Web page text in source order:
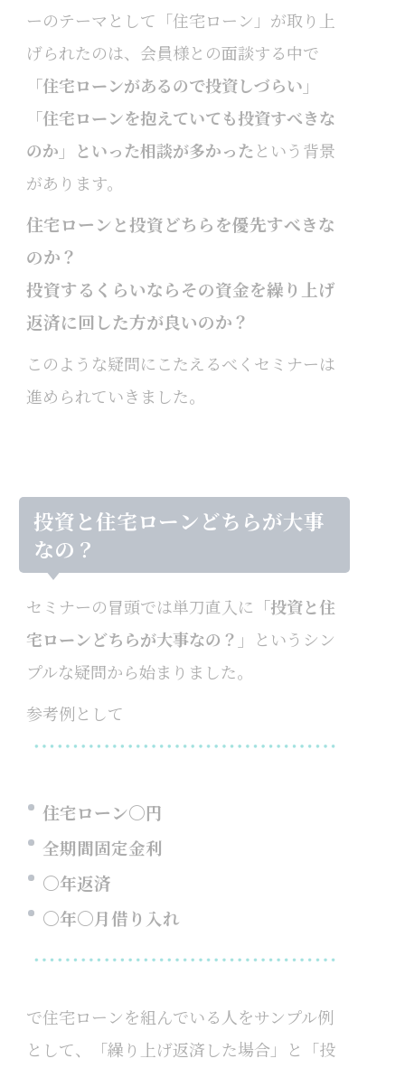
ーのテーマとして「住宅ローン」が取り上
げられたのは、会員様との面談する中で
「住宅ローンがあるので投資しづらい」
「住宅ローンを抱えていても投資すべきな
のか」といった相談が多かったという背景
があります。
住宅ローンと投資どちらを優先すべきな
のか？
投資するくらいならその資金を繰り上げ
返済に回した方が良いのか？
このような疑問にこたえるべくセミナーは
進められていきました。
投資と住宅ローンどちらが大事
なの？
セミナーの冒頭では単刀直入に 「投資と住
宅ローンどちらが大事なの？」
というシン
プルな疑問から始まりました。
参考例として
住宅ローン〇円
全期間固定金利
〇年返済
〇年〇月借り入れ
で住宅ローンを組んでいる人をサンプル例
として、「繰り上げ返済した場合」と「投